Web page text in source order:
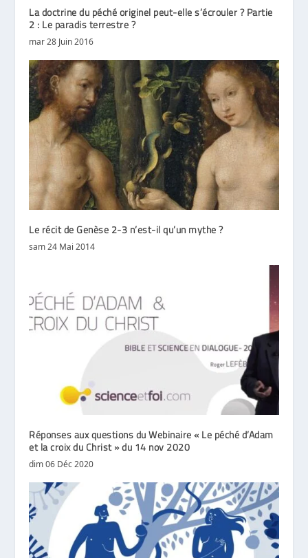
La doctrine du péché originel peut-elle s’écrouler ? Partie
2 : Le paradis terrestre ?
mar 28 Juin 2016
Le récit de Genèse 2-3 n’est-il qu’un mythe ?
sam 24 Mai 2014
Réponses aux questions du Webinaire « Le péché d’Adam
et la croix du Christ » du 14 nov 2020
dim 06 Déc 2020